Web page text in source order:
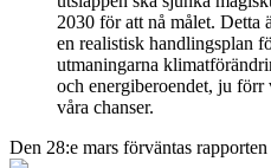
2030 för att nå målet. Detta
en realistisk handlingsplan
utmaningarna
och energiberoendet, ju förr
våra chanser.
Den 28:e mars förväntas